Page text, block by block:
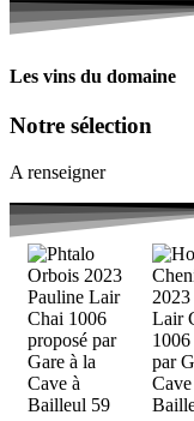
Les vins du domaine
Notre sélection
A renseigner